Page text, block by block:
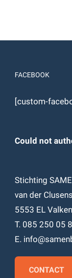
FACEBOOK
[custom-
Could not
Stichting
van der
5553 EL
T. 085 250 05
E.
CONTACT